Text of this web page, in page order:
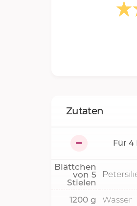
Zutaten
Für 4
Blättchen
von 5
Stielen
1200 g Wasser